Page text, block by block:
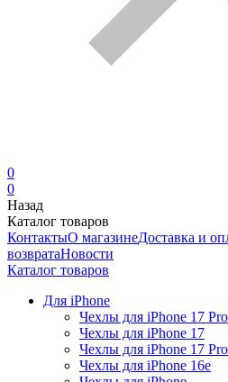
0
0
Назад
Каталог товаров
КонтактыО магазинеДоставка и
возвратаНовости
Каталог товаров
Для iPhone
Чехлы для iPhone 17 Pro
Чехлы для iPhone 17
Чехлы для iPhone 17
Чехлы для iPhone 16e